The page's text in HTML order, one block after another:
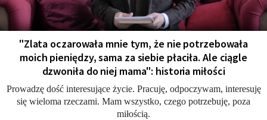
"Zlata oczarowała mnie tym, że nie potrzebowała
moich pieniędzy, sama za siebie płaciła. Ale ciągle
dzwoniła do niej mama": historia miłości
Prowadzę dość interesujące życie. Pracuję, odpoczywam, interesuję
się wieloma rzeczami. Mam wszystko, czego potrzebuję, poza
miłością.